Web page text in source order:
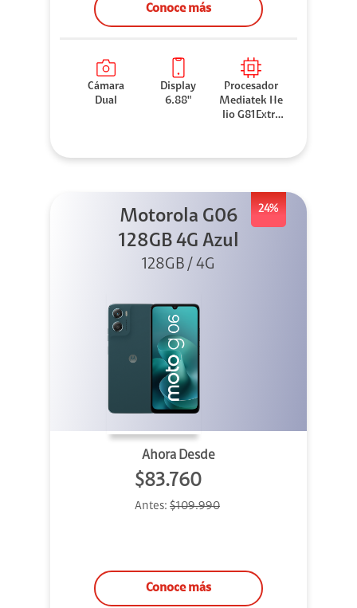
Conoce más
Cámara
Dual
Display
6.88"
Procesador
Mediatek He
lio G81Extre
24%
Motorola G06
128GB 4G Azul
128GB / 4G
Ahora Desde
$83.760
Antes: $109.990
Conoce más